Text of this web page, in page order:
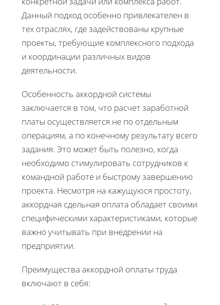
Данный подход особенно привлекателен в
тех отраслях, где задействованы крупные
проекты, требующие комплексного подхода
и координации различных видов
деятельности.
Особенность аккордной системы
заключается в том, что расчет заработной
платы осуществляется не по отдельным
операциям, а по конечному результату всего
задания. Это может быть полезно, когда
необходимо стимулировать сотрудников к
командной работе и быстрому завершению
проекта. Несмотря на кажущуюся простоту,
аккордная сдельная оплата обладает своими
специфическими характеристиками, которые
важно учитывать при внедрении на
предприятии.
Преимущества аккордной оплаты труда
включают в себя: